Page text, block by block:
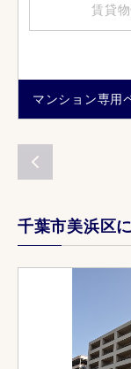
賃貸
マンション専用
千葉市美浜区